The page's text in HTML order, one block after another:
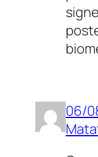
06/